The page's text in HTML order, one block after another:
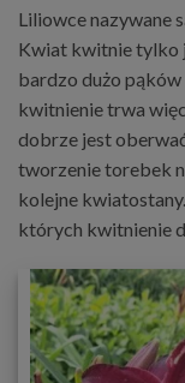
Liliowce nazywane
Kwiat kwitnie tylko
bardzo dużo
kwitnienie trwa
dobrze jest
tworzenie torebek
kolejne
których kwitnienie